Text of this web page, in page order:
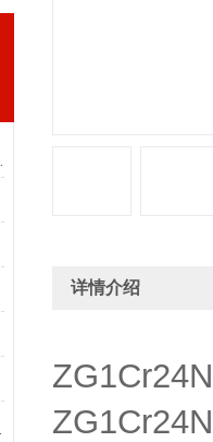
详情介绍